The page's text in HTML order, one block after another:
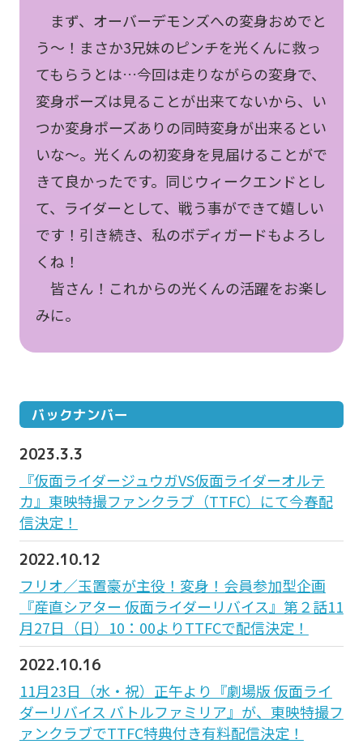
まず、オーバーデモンズへの変身おめでと
う〜！まさか3兄妹のピンチを光くんに救っ
てもらうとは…今回は走りながらの変身で、
変身ポーズは見ることが出来てないから、い
つか変身ポーズありの同時変身が出来るとい
いな〜。光くんの初変身を見届けることがで
きて良かったです。同じウィークエンドとし
て、ライダーとして、戦う事ができて嬉しい
です！引き続き、私のボディガードもよろし
くね！
皆さん！これからの光くんの活躍をお楽し
みに。
バックナンバー
2023.3.3
『仮面ライダージュウガVS仮面ライダーオルテ
カ』東映特撮ファンクラブ（TTFC）にて今春配
信決定！
2022.10.12
フリオ／玉置豪が主役！変身！会員参加型企画
『産直シアター 仮面ライダーリバイス』第２話11
月27日（日）10：00よりTTFCで配信決定！
2022.10.16
11月23日（水・祝）正午より『劇場版 仮面ライ
ダーリバイス バトルファミリア』が、東映特撮フ
ァンクラブでTTFC特典付き有料配信決定！